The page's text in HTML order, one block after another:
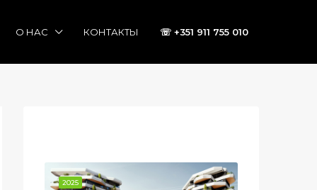
О НАС КОНТАКТЫ ☏ +351 911 755 010
2025